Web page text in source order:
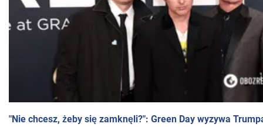
"Nie chcesz, żeby się zamknęli?": Green Day wyzywa